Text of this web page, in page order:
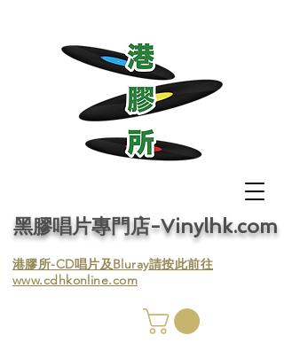
黑膠唱片專門店-Vinylhk.com
​港膠所-CD唱片及Bluray請按此前往
www.cdhkonline.com